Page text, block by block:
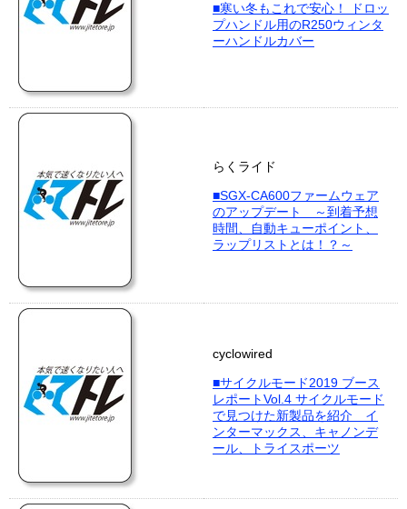
■寒い冬もこれで安心！ ドロッ
プハンドル用のR250ウィンタ
ーハンドルカバー
らくライド
■SGX-CA600ファームウェア
のアップデート ～到着予想
時間、自動キューポイント、
ラップリストとは！？～
cyclowired
■サイクルモード2019 ブース
レポートVol.4 サイクルモード
で見つけた新製品を紹介 イ
ンターマックス、キャノンデ
ール、トライスポーツ